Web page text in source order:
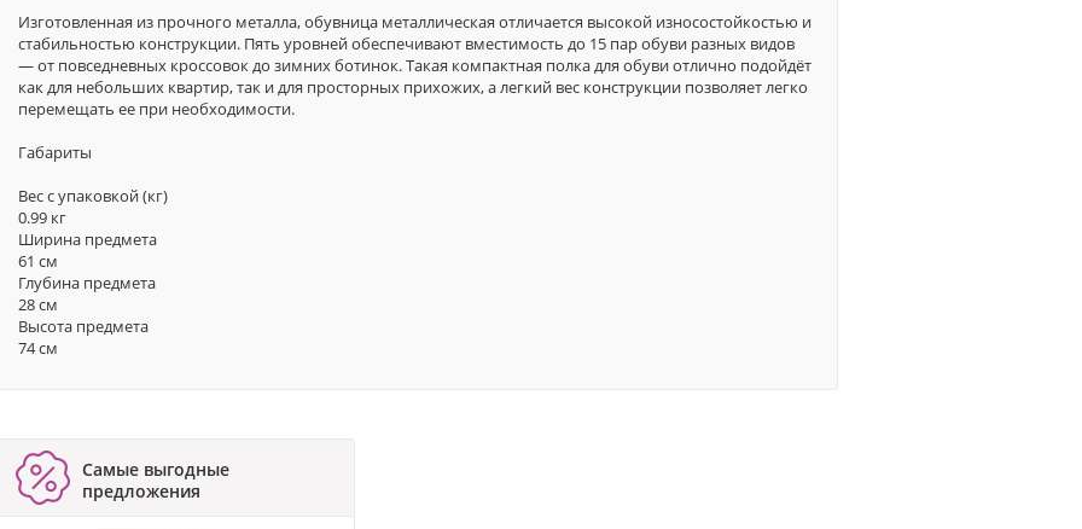
Изготовленная из прочного металла, обувница металлическая отличается высокой износостойкостью и
стабильностью конструкции. Пять уровней обеспечивают вместимость до 15 пар обуви разных видов
— от повседневных кроссовок до зимних ботинок. Такая компактная полка для обуви отлично подойдёт
как для небольших квартир, так и для просторных прихожих, а легкий вес конструкции позволяет легко
перемещать ее при необходимости.
Габариты
Вес с упаковкой (кг)
0.99 кг
Ширина предмета
61 см
Глубина предмета
28 см
Высота предмета
74 см
Самые выгодные
предложения